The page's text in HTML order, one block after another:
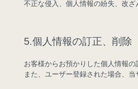
不正な侵入、個人情報の紛失、改ざ
5.個人情報の訂正、削除
お客様からお預かりした個人情報
また、ユーザー登録された場合、